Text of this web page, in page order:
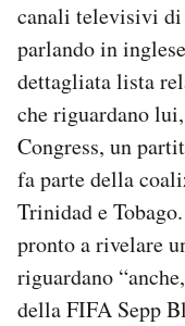
canali televisivi di
parlando in
dettagliata lista
che riguardano
Congress, un
fa parte della
Trinidad e
pronto a rivelare
riguardano
della FIFA Sepp